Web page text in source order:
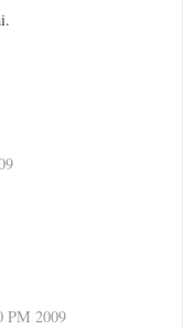
PM 2009